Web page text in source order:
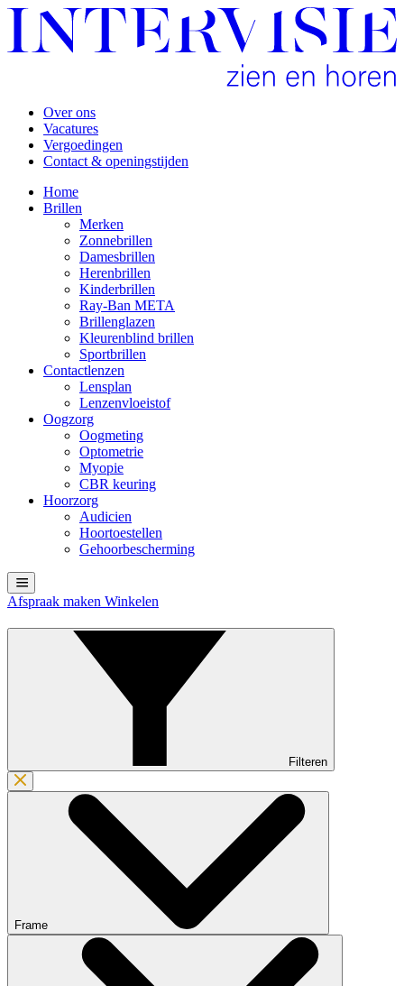
Over ons
Vacatures
Vergoedingen
Contact & openingstijden
Home
Brillen
Merken
Zonnebrillen
Damesbrillen
Herenbrillen
Kinderbrillen
Ray-Ban META
Brillenglazen
Kleurenblind brillen
Sportbrillen
Contactlenzen
Lensplan
Lenzenvloeistof
Oogzorg
Oogmeting
Optometrie
Myopie
CBR keuring
Hoorzorg
Audicien
Hoortoestellen
Gehoorbescherming
Afspraak maken Winkelen
Filteren
Frame